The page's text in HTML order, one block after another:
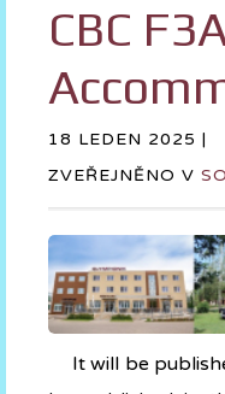
CBC
18 LEDEN 2025 |
ZVEŘEJNĚNO V
It will be